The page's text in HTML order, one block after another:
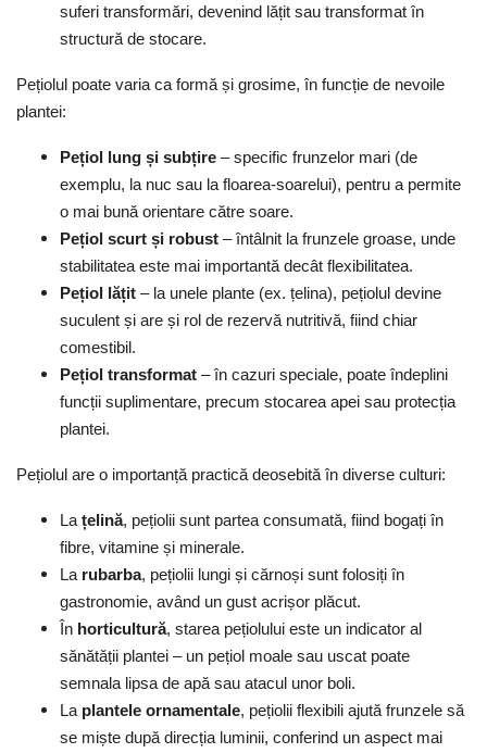
suferi transformări, devenind lățit sau transformat în
structură de stocare.
Pețiolul poate varia ca formă și grosime, în funcție de nevoile
plantei:
Pețiol lung și subțire – specific frunzelor mari (de
exemplu, la nuc sau la floarea-soarelui), pentru a permite
o mai bună orientare către soare.
Pețiol scurt și robust – întâlnit la frunzele groase, unde
stabilitatea este mai importantă decât flexibilitatea.
Pețiol lățit – la unele plante (ex. țelina), pețiolul devine
suculent și are și rol de rezervă nutritivă, fiind chiar
comestibil.
Pețiol transformat – în cazuri speciale, poate îndeplini
funcții suplimentare, precum stocarea apei sau protecția
plantei.
Pețiolul are o importanță practică deosebită în diverse culturi:
La țelină, pețiolii sunt partea consumată, fiind bogați în
fibre, vitamine și minerale.
La rubarba, pețiolii lungi și cărnoși sunt folosiți în
gastronomie, având un gust acrișor plăcut.
În horticultură, starea pețiolului este un indicator al
sănătății plantei – un pețiol moale sau uscat poate
semnala lipsa de apă sau atacul unor boli.
La plantele ornamentale, pețiolii flexibili ajută frunzele să
se miște după direcția luminii, conferind un aspect mai